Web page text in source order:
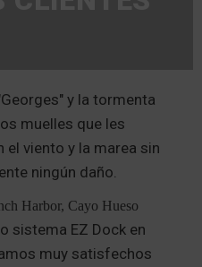
y la tormenta
muelles que les
viento y la marea sin
ningún daño.
Harbor, Cayo Hueso
sistema EZ Dock en
muy satisfechos